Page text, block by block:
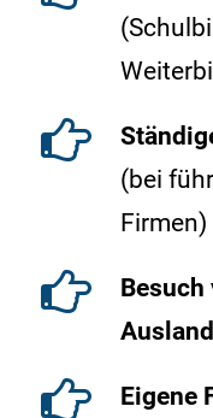
(bei
Firmen)
Besuch
Eigene